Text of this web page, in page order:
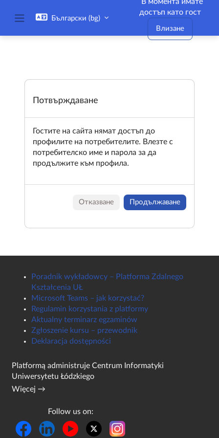
Български ‎(bg)‎
достъп като гост
Влизане
Потвърждаване
Гостите на сайта нямат достъп до
профилите на потребителите. Влезте с
потребителско име и парола за да
продължите към профила.
Отказване Продължаване
Poradnik wykładowcy – Platforma Zdalnego
Kształcenia UŁ
Microsoft Teams – jak korzystać?
Regulamin korzystania z platformy
Aktualny terminarz egzaminów
Zgłoszenie kursu – przewodnik
Deklaracja dostępności
Platformą administruje Centrum Informatyki
Uniwersytetu Łódzkiego
Więcej →
Follow us on: